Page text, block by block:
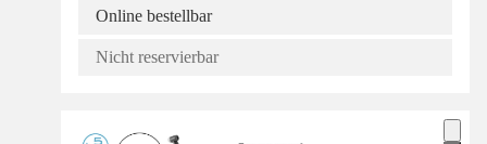
Online bestellbar
Nicht reservierbar